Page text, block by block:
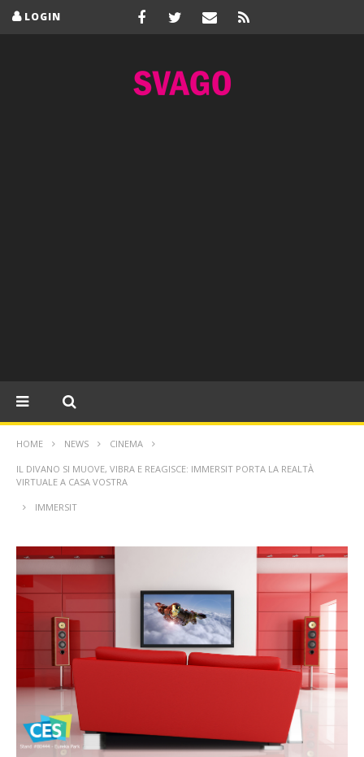
LOGIN
HOME NEWS CINEMA
IL DIVANO SI MUOVE, VIBRA E REAGISCE: IMMERSIT PORTA LA REALTÀ
VIRTUALE A CASA VOSTRA
IMMERSIT